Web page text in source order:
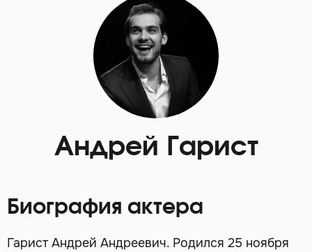
Андрей Гарист
Биография актера
Гарист Андрей Андреевич. Родился 25 ноября